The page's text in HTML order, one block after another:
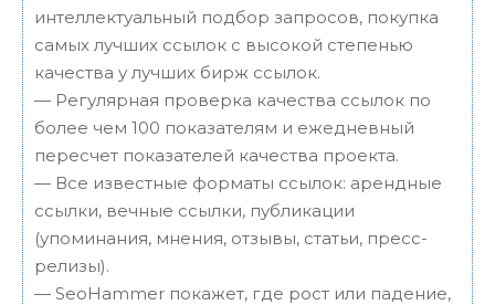
интеллектуальный подбор запросов, покупка
самых лучших ссылок с высокой степенью
качества у лучших бирж ссылок.
— Регулярная проверка качества ссылок по
более чем 100 показателям и ежедневный
пересчет показателей качества проекта.
— Все известные форматы ссылок: арендные
ссылки, вечные ссылки, публикации
(упоминания, мнения, отзывы, статьи, пресс-
релизы).
— SeoHammer покажет, где рост или падение,